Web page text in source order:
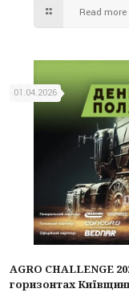
Read more
01.04.2026
AGRO CHALLENGE
горизонтах